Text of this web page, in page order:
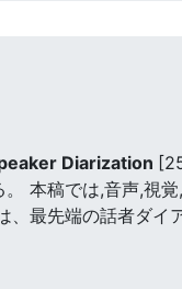
Diarization
本稿では,音声,視
最先端の話者ダイ